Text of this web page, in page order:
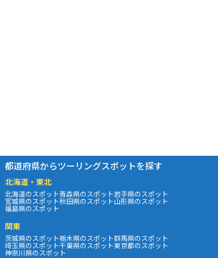
都道府県からツーリングスポットを探す
北海道・東北
北海道のスポット青森県のスポット岩手県のスポット
宮城県のスポット秋田県のスポット山形県のスポット
福島県のスポット
関東
茨城県のスポット栃木県のスポット群馬県のスポット
埼玉県のスポット千葉県のスポット東京都のスポット
神奈川県のスポット